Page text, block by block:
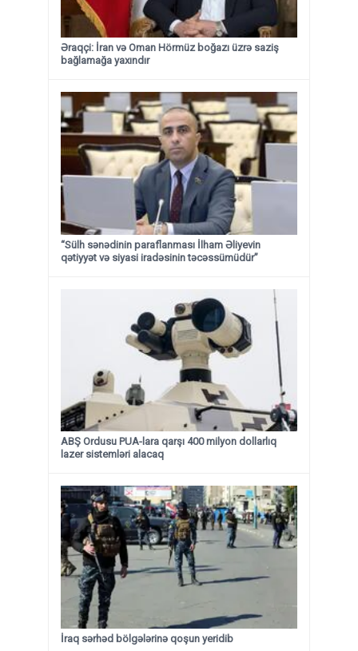
Əraqçi: İran və Oman Hörmüz boğazı üzrə saziş
bağlamağa yaxındır
“Sülh sənədinin paraflanması İlham Əliyevin
qətiyyət və siyasi iradəsinin təcəssümüdür”
ABŞ Ordusu PUA-lara qarşı 400 milyon dollarlıq
lazer sistemləri alacaq
İraq sərhəd bölgələrinə qoşun yeridib